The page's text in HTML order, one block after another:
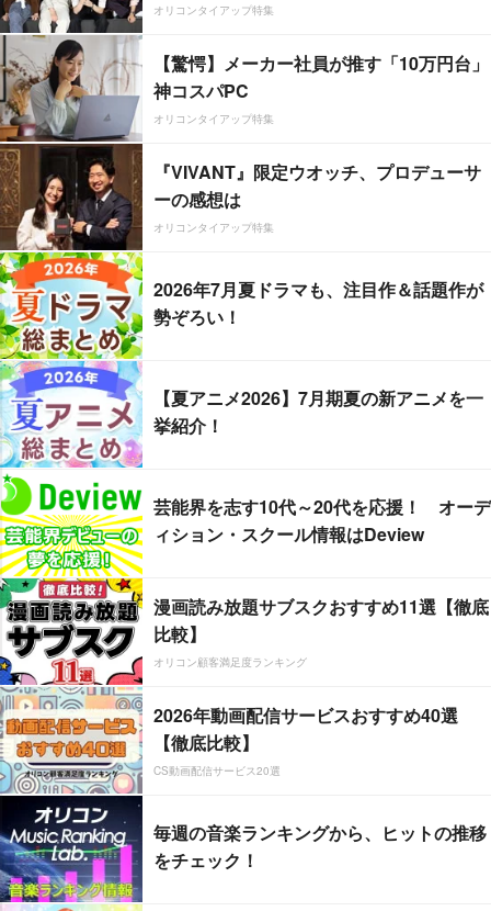
オリコンタイアップ特集
【驚愕】メーカー社員が推す「10万円台」
神コスパPC
オリコンタイアップ特集
『VIVANT』限定ウオッチ、プロデューサ
ーの感想は
オリコンタイアップ特集
2026年7月夏ドラマも、注目作＆話題作が
勢ぞろい！
【夏アニメ2026】7月期夏の新アニメを一
挙紹介！
芸能界を志す10代～20代を応援！ オーデ
ィション・スクール情報はDeview
漫画読み放題サブスクおすすめ11選【徹底
比較】
オリコン顧客満足度ランキング
2026年動画配信サービスおすすめ40選
【徹底比較】
CS動画配信サービス20選
毎週の音楽ランキングから、ヒットの推移
をチェック！